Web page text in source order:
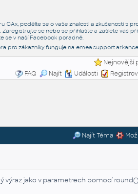
CAx, podělte se o vaše znalosti a zkušenosti s
Zaregistrujte se nebo se přihlašte a zašlete váš
se v naší Facebook poradně.
pro zákazníky funguje na
Nejnovější
FAQ
Najít Události
Najít Téma
výraz jako v parametrech pomocí